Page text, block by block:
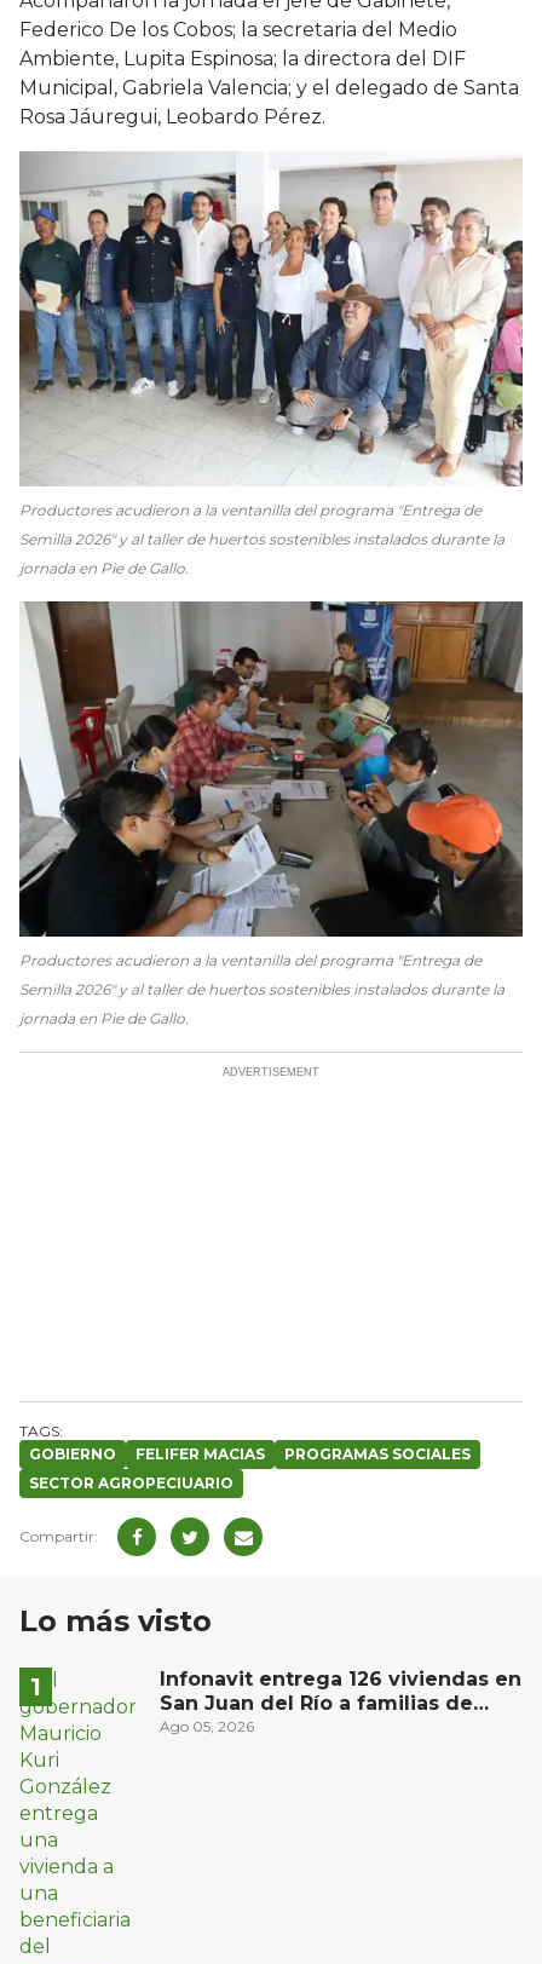
Federico De los Cobos; la secretaria del Medio
Ambiente, Lupita Espinosa; la directora del DIF
Municipal, Gabriela Valencia; y el delegado de Santa
Rosa Jáuregui, Leobardo Pérez.
Productores acudieron a la ventanilla del programa "Entrega de
Semilla 2026" y al taller de huertos sostenibles instalados durante la
jornada en Pie de Gallo.
Productores acudieron a la ventanilla del programa "Entrega de
Semilla 2026" y al taller de huertos sostenibles instalados durante la
jornada en Pie de Gallo.
GOBIERNO FELIFER MACIAS
PROGRAMAS SOCIALES
SECTOR AGROPECIUARIO
Lo más visto
Infonavit entrega 126 viviendas en
San Juan del Río a familias de
bajos ingresos
Ago 05, 2026